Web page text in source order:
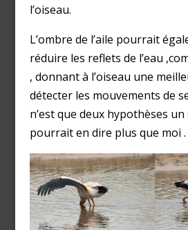
l’oiseau.
L’ombre de l’aile pourrait
réduire les reflets de l’eau
, donnant à l’oiseau une
détecter les mouvements de
n’est que deux hypothèses
pourrait en dire plus que moi .